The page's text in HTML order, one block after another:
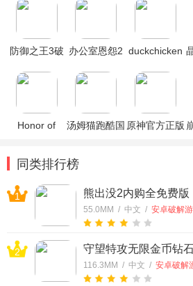
防御之王3破 办公室恩怨2 duckchicken
御破解版
Honor of
汤姆猫跑酷国 原神官方正版
同类排行榜
1 熊出没2内购全免费版
55.0MM / 中文 / 安卓破解
2 守望特攻无限金币钻
116.3MM / 中文 / 安卓破解